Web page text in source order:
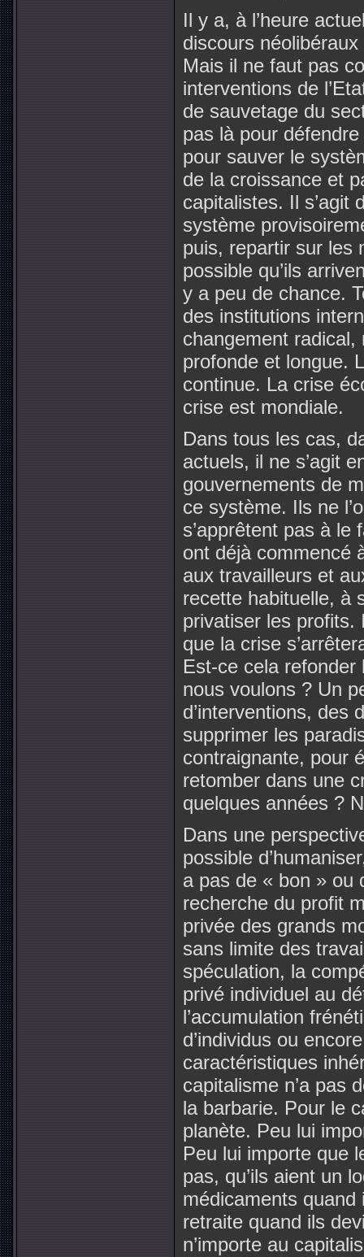
Il y a, à l’heure
discours
Mais il ne faut pas
interventions de
de sauvetage du
pas là pour
pour sauver le
de la croissance et
capitalistes. Il s’agit
système
puis, repartir sur les
possible qu’ils
y a peu de chance.
des institutions
changement
profonde et longue.
continue. La crise
crise est mondiale.
Dans tous les cas,
actuels, il ne s’agit
gouvernements de
ce système. Ils ne
s’apprêtent pas à le
ont déjà commencé
aux travailleurs et
recette habituelle, à
privatiser les profits.
que la crise
Est-ce cela
nous voulons ? Un
d’interventions, des
supprimer les
contraignante, pour
retomber dans une
quelques années ?
Dans une
possible
a pas de « bon » ou
recherche du profit
privée des grands
sans limite des
spéculation, la
privé individuel au
l’accumulation
d’individus ou
caractéristiques
capitalisme n’a pas
la barbarie. Pour le
planète. Peu lui
Peu lui importe que
pas, qu’ils aient un
médicaments
retraite quand ils
n’importe au